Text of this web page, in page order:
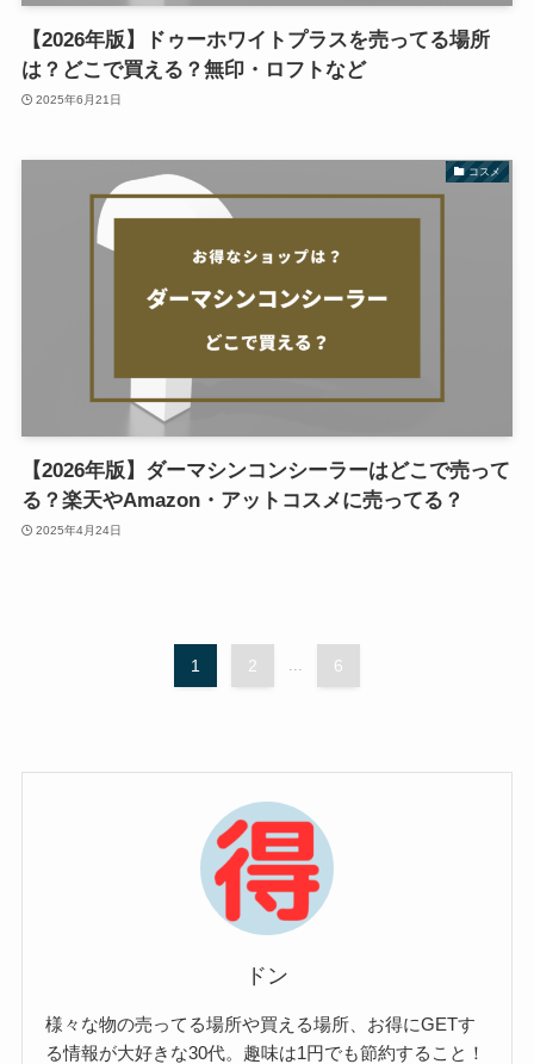
【2026年版】ドゥーホワイトプラスを売ってる場所
は？どこで買える？無印・ロフトなど
2025年6月21日
コスメ
【2026年版】ダーマシンコンシーラーはどこで売って
る？楽天やAmazon・アットコスメに売ってる？
2025年4月24日
1 2 ... 6
ドン
様々な物の売ってる場所や買える場所、お得にGETす
る情報が大好きな30代。趣味は1円でも節約すること！